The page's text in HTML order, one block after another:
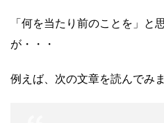
「何を当たり前のことを」と
が・・・
例えば、次の文章を読んでみま